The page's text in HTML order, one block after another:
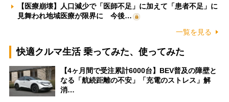
【医療崩壊】人口減少で「医師不足」に加えて「患者不足」に
見舞われ地域医療が限界に 今後…
一覧を見る
快適クルマ生活 乗ってみた、使ってみた
【4ヶ月間で受注累計6000台】BEV普及の障壁と
なる「航続距離の不安」「充電のストレス」解
消…